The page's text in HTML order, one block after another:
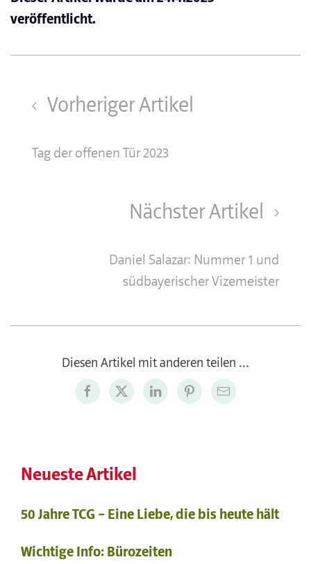
veröffentlicht.
Vorheriger Artikel
Tag der offenen Tür 2023
Nächster Artikel
Daniel Salazar: Nummer 1 und
südbayerischer Vizemeister
Diesen Artikel mit anderen teilen …
Neueste Artikel
50 Jahre TCG – Eine Liebe, die bis heute hält
Wichtige Info: Bürozeiten